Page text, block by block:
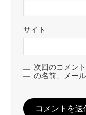
サイト
次回のコメン
の名前、メー